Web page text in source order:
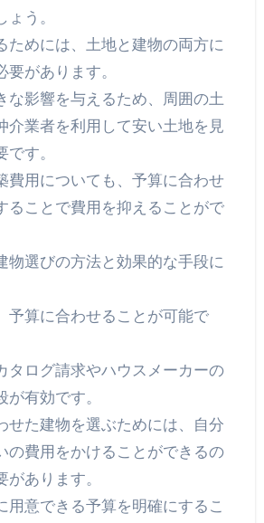
う。
ためには、土地と建物の両方に
があります。
な影響を与えるため、周囲の土
介業者を利用して安い土地を見
す。
費用についても、予算に合わせ
ることで費用を抑えることがで
物選びの方法と効果的な手段に
予算に合わせることが可能で
タログ請求やハウスメーカーの
が有効です。
せた建物を選ぶためには、自分
の費用をかけることができるの
あります。
用意できる予算を明確にするこ